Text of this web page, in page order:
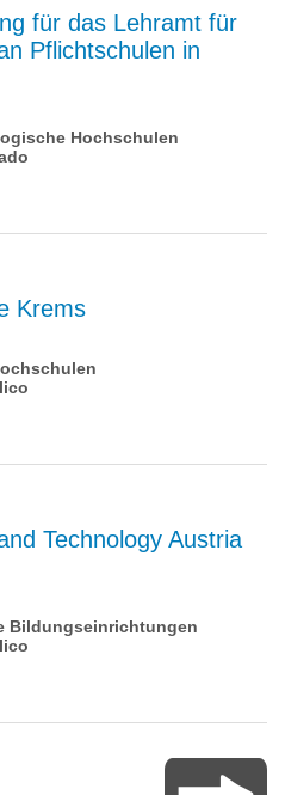
für das Lehramt für
Pflichtschulen in
Hochschulen
Krems
Technology Austria
Bildungseinrichtungen